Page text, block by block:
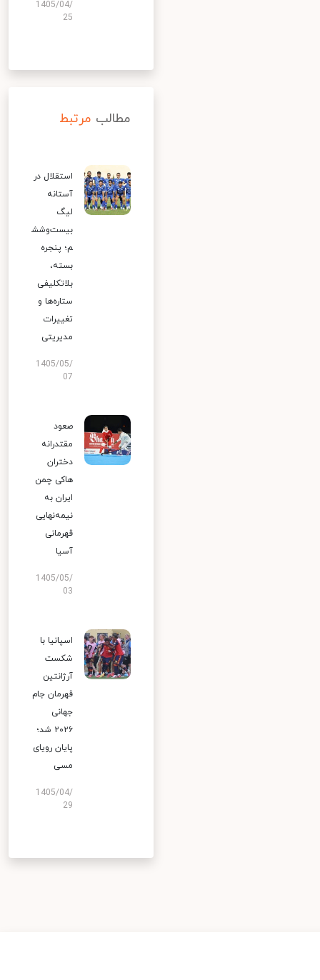
1405/04/
25
مطالب مرتبط
استقلال در
آستانه
لیگ
بیست‌وشش
م؛ پنجره
بسته،
بلاتکلیفی
ستاره‌ها و
تغییرات
مدیریتی
1405/05/
07
صعود
مقتدرانه
دختران
هاکی چمن
ایران به
نیمه‌نهایی
قهرمانی
آسیا
1405/05/
03
اسپانیا با
شکست
آرژانتین
قهرمان جام
جهانی
۲۰۲۶ شد؛
پایان رویای
مسی
1405/04/
29